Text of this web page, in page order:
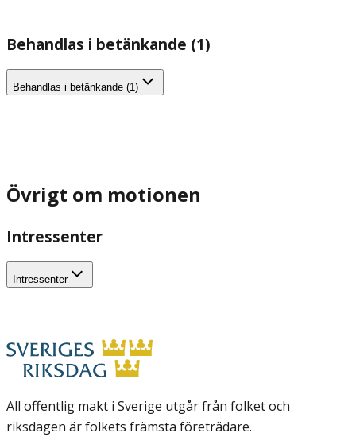
Behandlas i betänkande (1)
Behandlas i betänkande (1)
Övrigt om motionen
Intressenter
Intressenter
All offentlig makt i Sverige utgår från folket och
riksdagen är folkets främsta företrädare.